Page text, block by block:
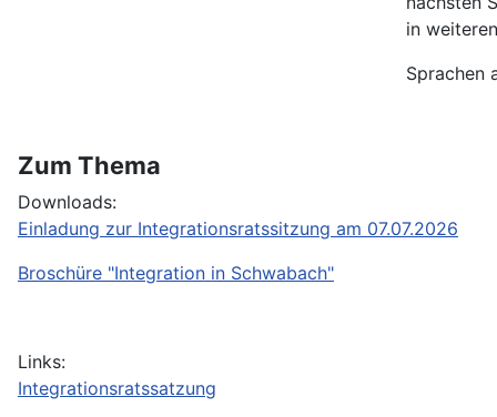
in weiteren
Sprachen
Zum Thema
Downloads:
Einladung zur Integrationsratssitzung am 07.07.2026
Broschüre "Integration in Schwabach"
Links:
Integrationsratssatzung